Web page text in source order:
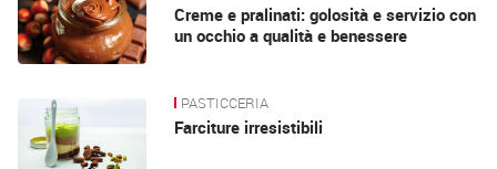
Creme e pralinati: golosità e servizio con
un occhio a qualità e benessere
PASTICCERIA
Farciture irresistibili